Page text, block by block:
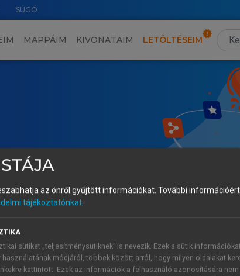
SÚGÓ
MAPPÁIM KIVONATAIM LETÖLTÉSEIM
az önről gyűjtött információkat. További
tájékoztatónkat.
sütiket „teljesítménysütiknek” is nevezik. Ezek a sütik
használatának módjáról, többek között arról, hogy milyen oldalakat
kattintott. Ezek az információk a felhasználó azonosítására nem